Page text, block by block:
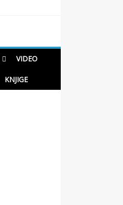
VIDEO
KNJIGE